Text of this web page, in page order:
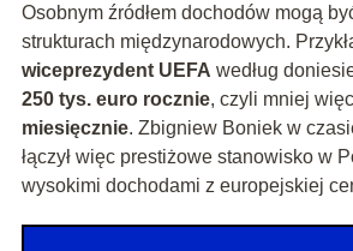
Osobnym źródłem dochodów mogą
strukturach międzynarodowych.
wiceprezydent UEFA według
250 tys. euro rocznie, czyli mniej
miesięcznie. Zbigniew Boniek w
łączył więc prestiżowe stanowisko w
wysokimi dochodami z europejskiej